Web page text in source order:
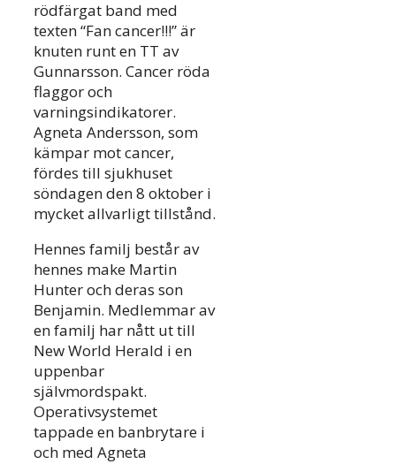
rödfärgat band med
texten “Fan cancer!!!” är
knuten runt en TT av
Gunnarsson. Cancer röda
flaggor och
varningsindikatorer.
Agneta Andersson, som
kämpar mot cancer,
fördes till sjukhuset
söndagen den 8 oktober i
mycket allvarligt tillstånd.
Hennes familj består av
hennes make Martin
Hunter och deras son
Benjamin. Medlemmar av
en familj har nått ut till
New World Herald i en
uppenbar
självmordspakt.
Operativsystemet
tappade en banbrytare i
och med Agneta